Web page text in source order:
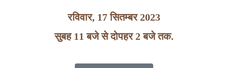
रविवार, 17 सितम्बर 2023
सुबह 11 बजे से दोपहर 2 बजे तक.